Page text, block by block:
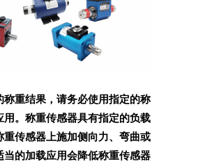
称重结果，请务必使用指定的称
用。称重传感器具有指定的负载
重传感器上施加侧向力、弯曲或
当的加载应用会降低称重传感器